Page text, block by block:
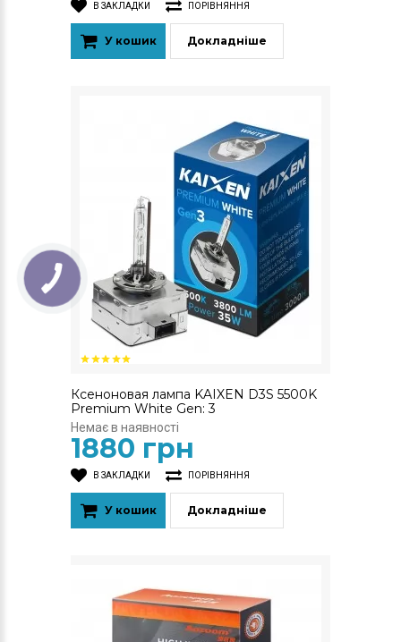
В ЗАКЛАДКИ ПОРІВНЯННЯ
У кошик Докладніше
Ксеноновая лампа KAIXEN D3S 5500K
Premium White Gen: 3
Немає в наявності
1880 грн
В ЗАКЛАДКИ ПОРІВНЯННЯ
У кошик Докладніше